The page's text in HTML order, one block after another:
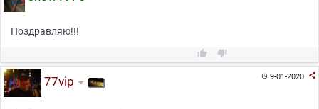
Поздравляю!!!
 
9-01-2020 
77vip